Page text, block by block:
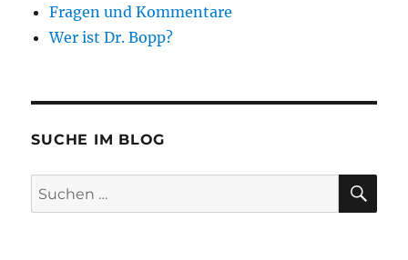
Fragen und Kommentare
Wer ist Dr. Bopp?
SUCHE IM BLOG
Suchen
nach: